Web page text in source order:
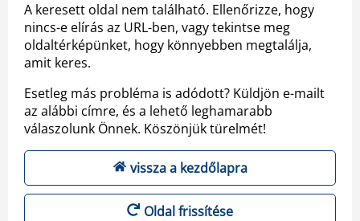
A keresett oldal nem található. Ellenőrizze, hogy
nincs-e elírás az URL-ben, vagy tekintse meg
oldaltérképünket, hogy könnyebben megtalálja,
amit keres.
Esetleg más probléma is adódott? Küldjön e-mailt
az alábbi címre, és a lehető leghamarabb
válaszolunk Önnek. Köszönjük türelmét!
vissza a kezdőlapra
Oldal frissítése